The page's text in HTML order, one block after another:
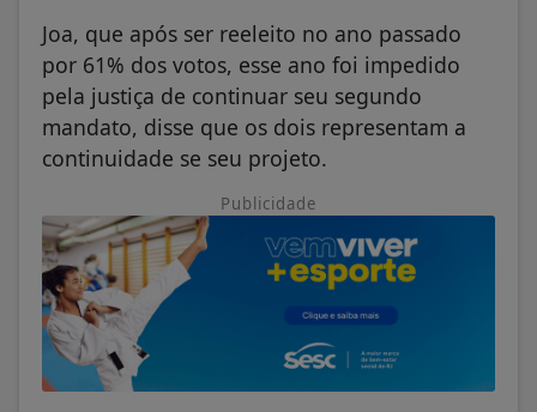
Joa, que após ser reeleito no ano passado
por 61% dos votos, esse ano foi impedido
pela justiça de continuar seu segundo
mandato, disse que os dois representam a
continuidade se seu projeto.
Publicidade